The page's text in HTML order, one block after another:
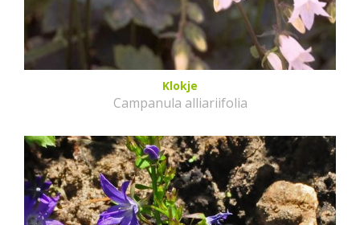
Klokje
Campanula alliariifolia